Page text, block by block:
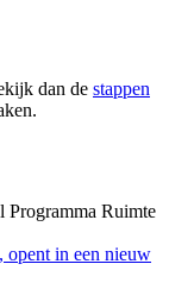
dan de stappen
Programma Ruimte
opent in een nieuw